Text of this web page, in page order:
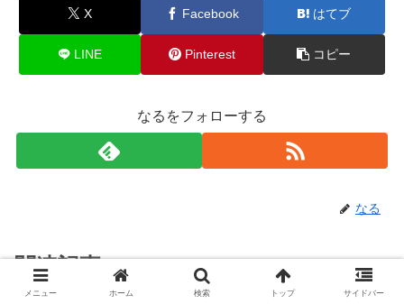
X Facebook はてブ
LINE Pinterest コピー
なるをフォローする
なる
関連記事
メニュー ホーム 検索 トップ サイドバー